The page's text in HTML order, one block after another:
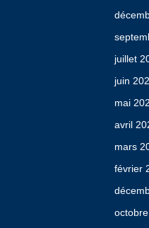
juillet
juin
mai
avril
mars
février